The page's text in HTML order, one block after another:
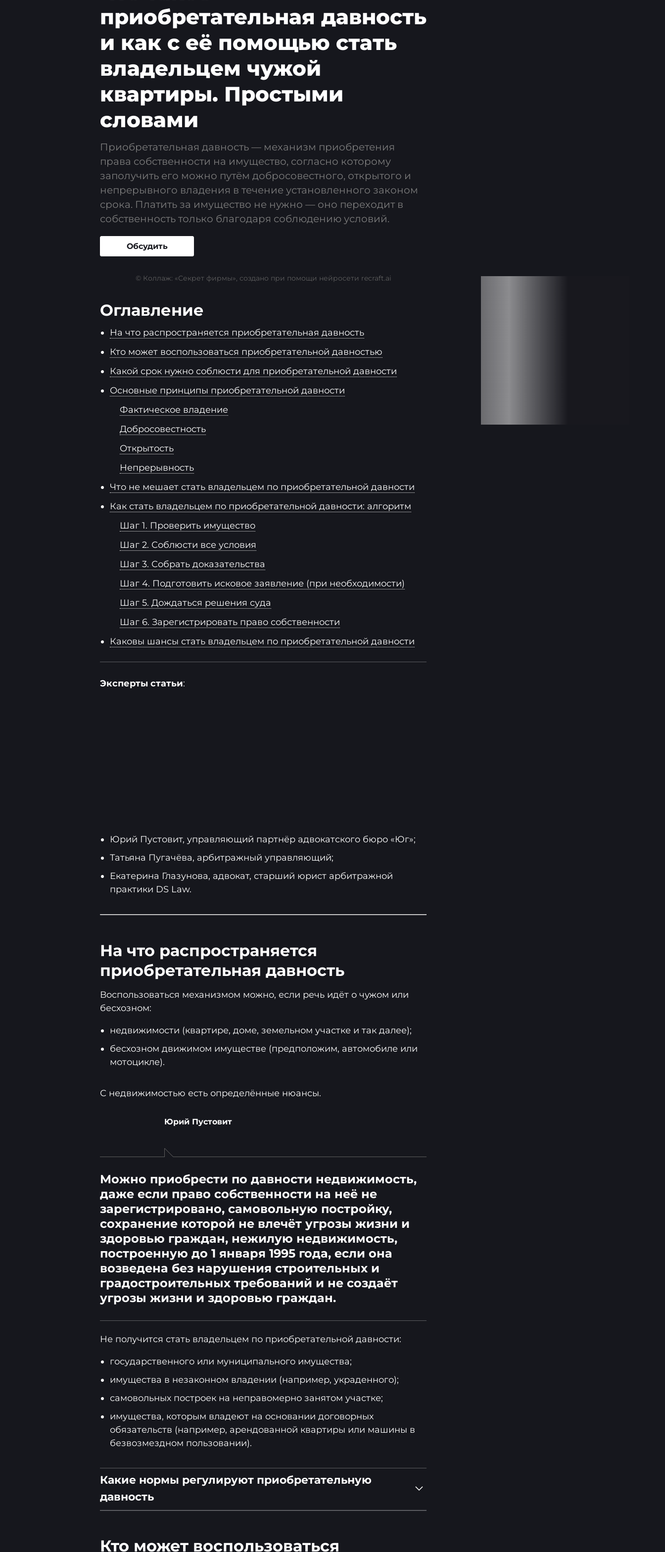
приобретательная давность
и как с её помощью стать
владельцем чужой
квартиры. Простыми
словами
Приобретательная давность — механизм приобретения
права собственности на имущество, согласно которому
заполучить его можно путём добросовестного, открытого и
непрерывного владения в течение установленного законом
срока. Платить за имущество не нужно — оно переходит в
собственность только благодаря соблюдению условий.
Обсудить
© Коллаж: «Секрет фирмы», создано при помощи нейросети recraft.ai
Оглавление
На что распространяется приобретательная давность
Кто может воспользоваться приобретательной давностью
Какой срок нужно соблюсти для приобретательной давности
Основные принципы приобретательной давности
Фактическое владение
Добросовестность
Открытость
Непрерывность
Что не мешает стать владельцем по приобретательной давности
Как стать владельцем по приобретательной давности: алгоритм
Шаг 1. Проверить имущество
Шаг 2. Соблюсти все условия
Шаг 3. Собрать доказательства
Шаг 4. Подготовить исковое заявление (при необходимости)
Шаг 5. Дождаться решения суда
Шаг 6. Зарегистрировать право собственности
Каковы шансы стать владельцем по приобретательной давности
Эксперты статьи:
Юрий Пустовит, управляющий партнёр адвокатского бюро «Юг»;
Татьяна Пугачёва, арбитражный управляющий;
Екатерина Глазунова, адвокат, старший юрист арбитражной
практики DS Law.
На что распространяется
приобретательная давность
Воспользоваться механизмом можно, если речь идёт о чужом или
бесхозном:
недвижимости (квартире, доме, земельном участке и так далее);
бесхозном движимом имуществе (предположим, автомобиле или
мотоцикле).
С недвижимостью есть определённые нюансы.
Юрий Пустовит
Можно приобрести по давности недвижимость,
даже если право собственности на неё не
зарегистрировано, самовольную постройку,
сохранение которой не влечёт угрозы жизни и
здоровью граждан, нежилую недвижимость,
построенную до 1 января 1995 года, если она
возведена без нарушения строительных и
градостроительных требований и не создаёт
угрозы жизни и здоровью граждан.
Не получится стать владельцем по приобретательной давности:
государственного или муниципального имущества;
имущества в незаконном владении (например, украденного);
самовольных построек на неправомерно занятом участке;
имущества, которым владеют на основании договорных
обязательств (например, арендованной квартиры или машины в
безвозмездном пользовании).
Какие нормы регулируют приобретательную
давность
ст. 234 Гражданского кодекса РФ
Кто может воспользоваться